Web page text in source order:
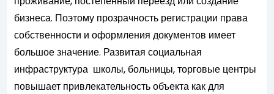
бизнеса. Поэтому прозрачность регистрации права
собственности и оформления документов имеет
большое значение. Развитая социальная
инфраструктура школы, больницы, торговые центры
повышает привлекательность объекта как для